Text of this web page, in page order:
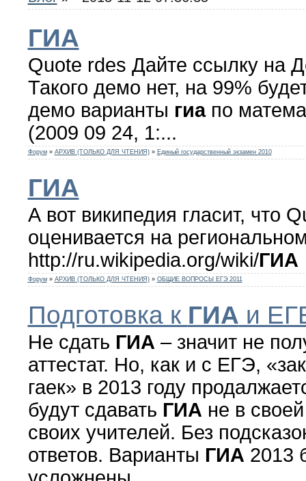
ГИА
Quote rdes Дайте ссылку на
Такого демо нет, на 99%
демо варианты гиапо
(2009 09 24, 1:...
Форум » АРХИВ (ТОЛЬКО ДЛЯ ЧТЕНИЯ) » Единый государственный экзамен 2010
ГИА
А вот википедия гласит, что
оценивается на
http://ru.wikipedia.org/wiki/ГИА
Форум » АРХИВ (ТОЛЬКО ДЛЯ ЧТЕНИЯ) » ОБЩИЕ ВОПРОСЫ ЕГЭ 2011
Подготовка к ГИА и
Не сдать ГИА – значит не
аттестат. Но, как и с ЕГЭ,
гаек» в 2013 году
будут сдавать ГИА не в
своих учителей. Без
ответов. Варианты ГИА 2013